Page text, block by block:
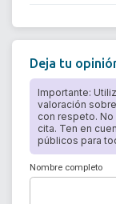
Deja tu
Importante:
valoración
con respeto.
cita. Ten en
públicos para
Nombre completo